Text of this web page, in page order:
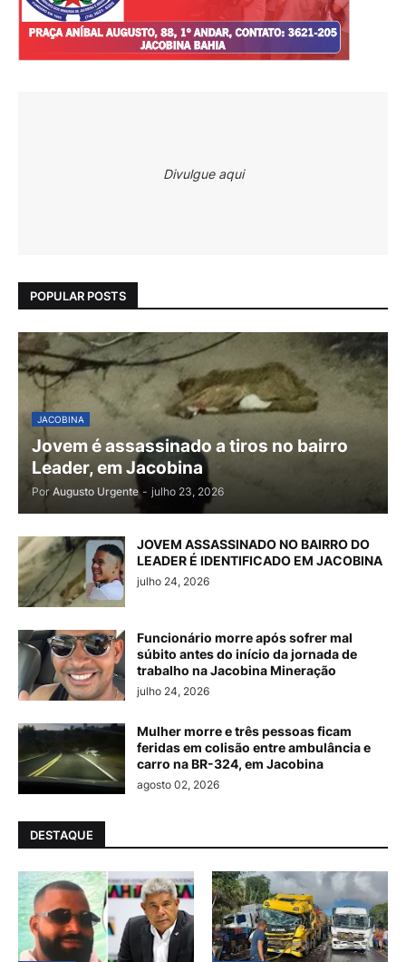
Divulgue aqui
POPULAR POSTS
JACOBINA
Jovem é assassinado a tiros no bairro
Leader, em Jacobina
Por Augusto Urgente - julho 23, 2026
JOVEM ASSASSINADO NO BAIRRO DO
LEADER É IDENTIFICADO EM JACOBINA
julho 24, 2026
Funcionário morre após sofrer mal
súbito antes do início da jornada de
trabalho na Jacobina Mineração
julho 24, 2026
Mulher morre e três pessoas ficam
feridas em colisão entre ambulância e
carro na BR-324, em Jacobina
agosto 02, 2026
DESTAQUE